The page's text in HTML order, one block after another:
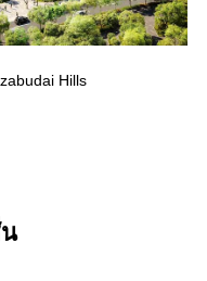
Hills